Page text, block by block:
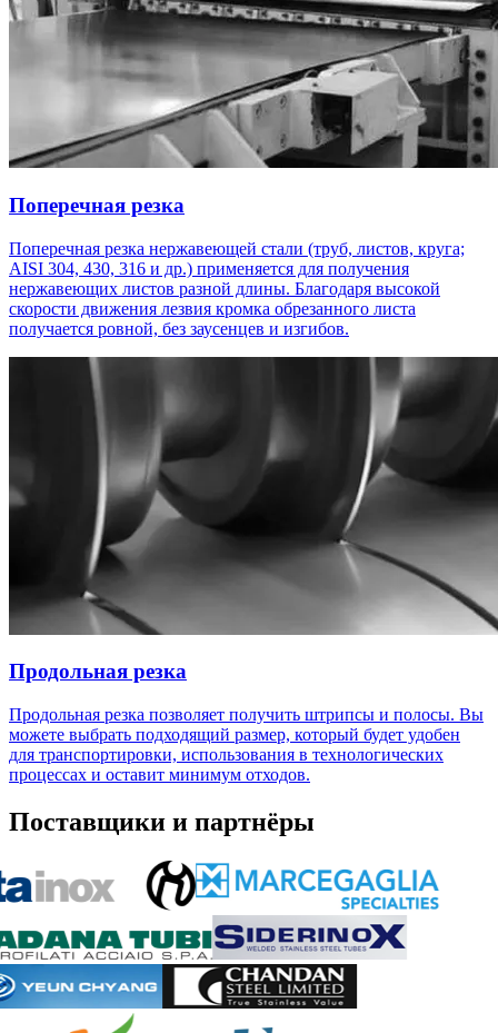
Поперечная резка
Поперечная резка нержавеющей стали (труб, листов, круга;
AISI 304, 430, 316 и др.) применяется для получения
нержавеющих листов разной длины. Благодаря высокой
скорости движения лезвия кромка обрезанного листа
получается ровной, без заусенцев и изгибов.
Продольная резка
Продольная резка позволяет получить штрипсы и полосы. Вы
можете выбрать подходящий размер, который будет удобен
для транспортировки, использования в технологических
процессах и оставит минимум отходов.
Поставщики и партнёры